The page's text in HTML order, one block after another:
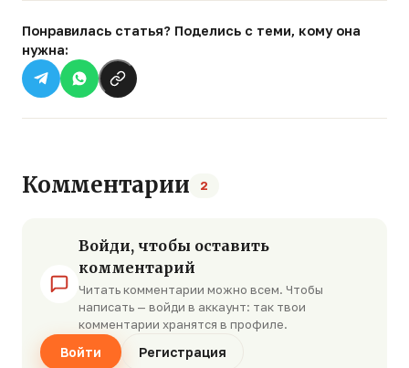
Понравилась статья? Поделись с теми, кому она
нужна:
Комментарии 2
Войди, чтобы оставить
комментарий
Читать комментарии можно всем. Чтобы
написать — войди в аккаунт: так твои
комментарии хранятся в профиле.
Войти Регистрация